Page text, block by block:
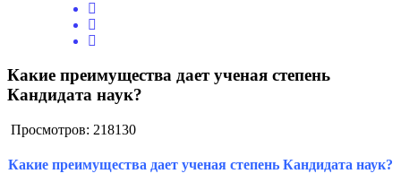
Какие преимущества дает ученая степень
Кандидата наук?
Просмотров: 218130
Какие преимущества дает ученая степень Кандидата наук?